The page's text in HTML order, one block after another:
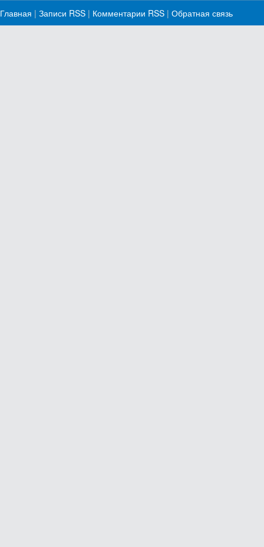
Главная | Записи RSS | Комментарии RSS | Обратная связь